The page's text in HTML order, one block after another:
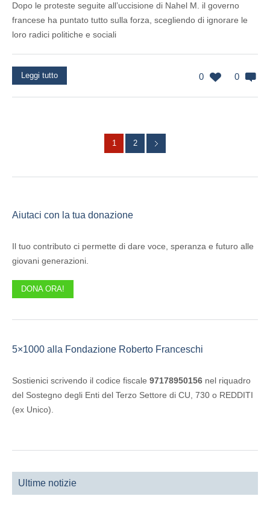
Dopo le proteste seguite all’uccisione di Nahel M. il governo
francese ha puntato tutto sulla forza, scegliendo di ignorare le
loro radici politiche e sociali
0 0
Leggi tutto
1 2
Aiutaci con la tua donazione
Il tuo contributo ci permette di dare voce, speranza e futuro alle
giovani generazioni.
DONA ORA!
5×1000 alla Fondazione Roberto Franceschi
Sostienici scrivendo il codice fiscale 97178950156 nel riquadro
del Sostegno degli Enti del Terzo Settore di CU, 730 o REDDITI
(ex Unico).
Ultime notizie